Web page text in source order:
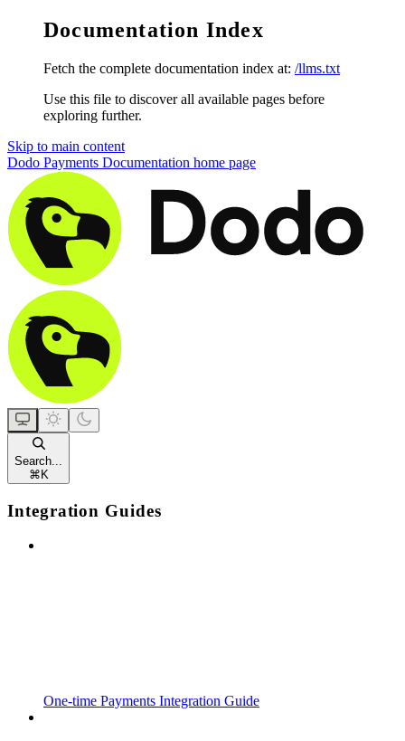
Documentation Index
Fetch the complete documentation index at: /llms.txt
Use this file to discover all available pages before
exploring further.
Skip to main content
Dodo Payments Documentation home page
Search...
⌘ K
Integration Guides
One-time Payments Integration Guide